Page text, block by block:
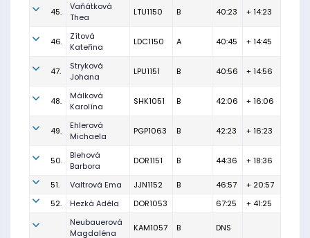
45.
Vaňátková
Thea
LTU1150 B 40:23 + 14:23
46.
Zítová
Kateřina
LDC1150 A 40:45 + 14:45
47.
Stryková
Johana
LPU1151 B 40:56 + 14:56
48.
Málková
Karolína
SHK1051 B 42:06 + 16:06
49.
Ehlerová
Michaela
PGP1063 B 42:23 + 16:23
50.
Blehová
Barbora
DOR1151 B 44:36 + 18:36
51. Valtrová Ema JJN1152 B 46:57
+ 20:57
52.
Hezká Adéla DOR1053 67:25
+ 41:25
Neubauerová
Magdaléna
KAM1057 B DNS